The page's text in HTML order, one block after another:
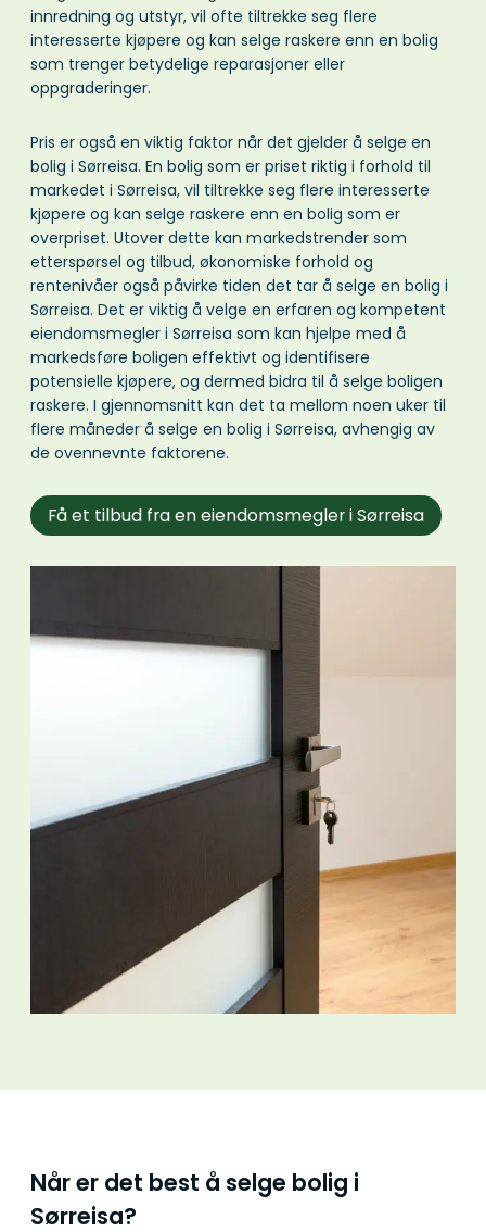
innredning og utstyr, vil ofte tiltrekke seg flere
interesserte kjøpere og kan selge raskere enn en bolig
som trenger betydelige reparasjoner eller
oppgraderinger.
Pris er også en viktig faktor når det gjelder å selge en
bolig i Sørreisa. En bolig som er priset riktig i forhold til
markedet i Sørreisa, vil tiltrekke seg flere interesserte
kjøpere og kan selge raskere enn en bolig som er
overpriset. Utover dette kan markedstrender som
etterspørsel og tilbud, økonomiske forhold og
rentenivåer også påvirke tiden det tar å selge en bolig i
Sørreisa. Det er viktig å velge en erfaren og kompetent
eiendomsmegler i Sørreisa som kan hjelpe med å
markedsføre boligen effektivt og identifisere
potensielle kjøpere, og dermed bidra til å selge boligen
raskere. I gjennomsnitt kan det ta mellom noen uker til
flere måneder å selge en bolig i Sørreisa, avhengig av
de ovennevnte faktorene.
Få et tilbud fra en eiendomsmegler i Sørreisa
Når er det best å selge bolig i
Sørreisa?